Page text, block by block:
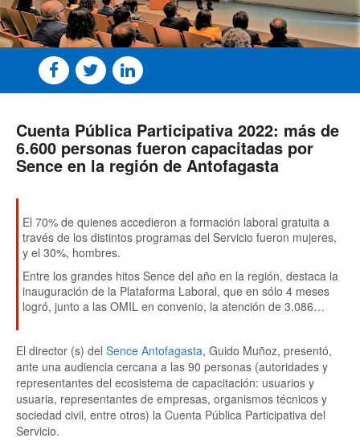
Cuenta Pública Participativa 2022: más de
6.600 personas fueron capacitadas por
Sence en la región de Antofagasta
El 70% de quienes accedieron a formación laboral gratuita a
través de los distintos programas del Servicio fueron mujeres,
y el 30%, hombres.
Entre los grandes hitos Sence del año en la región, destaca la
inauguración de la Plataforma Laboral, que en sólo 4 meses
logró, junto a las OMIL en convenio, la atención de 3.086
El director (s) del Sence Antofagasta, Guido Muñoz, presentó,
ante una audiencia cercana a las 90 personas (autoridades y
representantes del ecosistema de capacitación: usuarios y
usuaria, representantes de empresas, organismos técnicos y
sociedad civil, entre otros) la Cuenta Pública Participativa del
Servicio.